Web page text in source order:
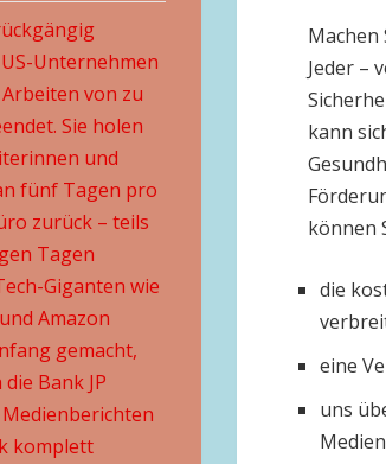
Unternehmen
von zu
Sie holen
und
fünf Tagen pro
zurück – teils
Tagen
Giganten wie
Amazon
gemacht,
Bank JP
komplett
Machen
Jeder –
kann
können
die
eine
uns